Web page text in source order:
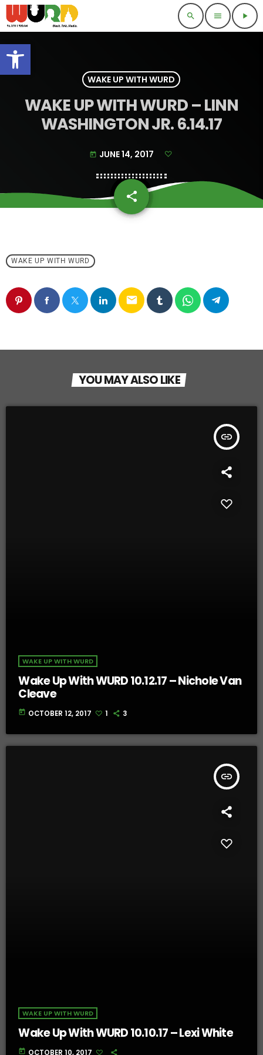
Open toolbar
search menu play_arrow
WAKE UP WITH WURD
WAKE UP WITH WURD – LINN
WASHINGTON JR. 6.14.17
today JUNE 14, 2017
share
email
WAKE UP WITH WURD
email
YOU MAY ALSO LIKE
insert_link
WAKE UP WITH WURD
Wake Up With WURD 10.12.17 – Nichole Van
Cleave
today OCTOBER 12, 2017 1 3
insert_link
WAKE UP WITH WURD
Wake Up With WURD 10.10.17 – Lexi White
today OCTOBER 10, 2017